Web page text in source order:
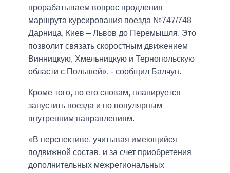
прорабатываем вопрос продления
маршрута курсирования поезда №747/748
Дарница, Киев – Львов до Перемышля. Это
позволит связать скоростным движением
Винницкую, Хмельницкую и Тернопольскую
области с Польшей», - сообщил Балчун.
Кроме того, по его словам, планируется
запустить поезда и по популярным
внутренним направлениям.
«В перспективе, учитывая имеющийся
подвижной состав, и за счет приобретения
дополнительных межрегиональных